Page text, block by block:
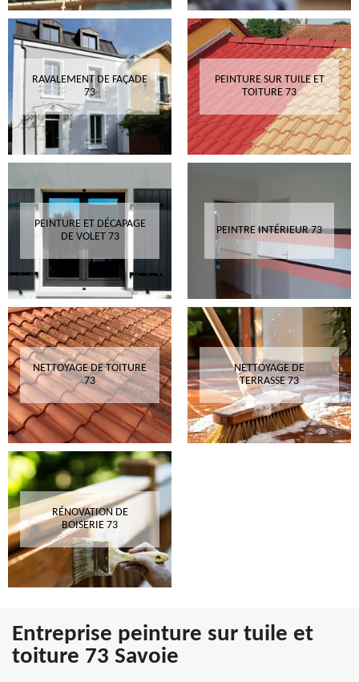
RAVALEMENT DE FAÇADE
73
PEINTURE SUR TUILE ET
TOITURE 73
PEINTURE ET DÉCAPAGE
DE VOLET 73
PEINTRE INTÉRIEUR 73
NETTOYAGE DE TOITURE
73
NETTOYAGE DE
TERRASSE 73
RÉNOVATION DE
BOISERIE 73
Entreprise peinture sur tuile et
toiture 73 Savoie